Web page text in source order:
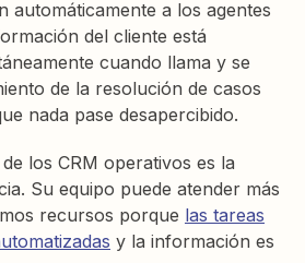
automáticamente a los agentes
del cliente está
cuando llama y se
de la resolución de casos
nada pase desapercibido.
los CRM operativos es la
Su equipo puede atender más
recursos porque las tareas
y la información es